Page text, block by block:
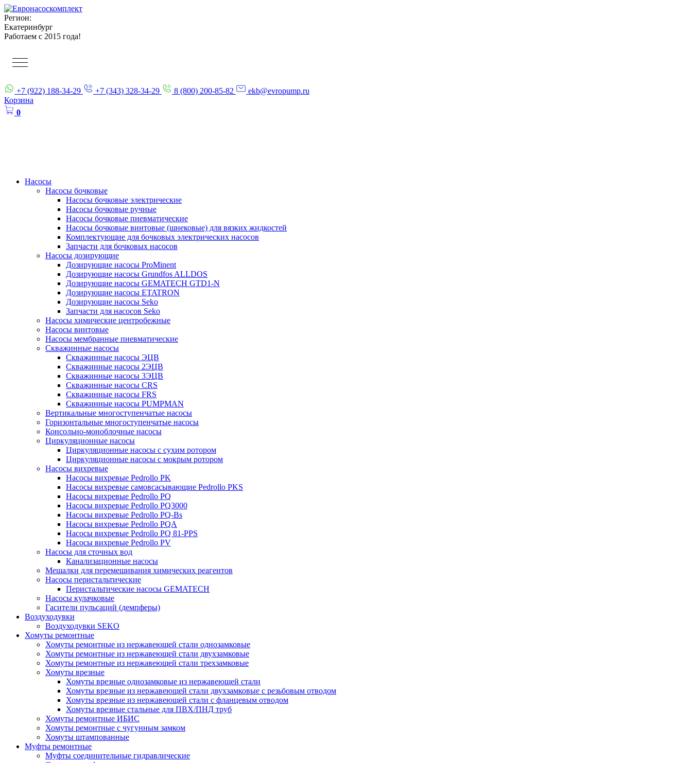
Регион:
Екатеринбург
Работаем с 2015 года!
+7 (922) 188-34-29 +7 (343) 328-34-29 8 (800) 200-85-82
ekb@evropump.ru
Корзина
0
Насосы
Насосы бочковые
Насосы бочковые электрические
Насосы бочковые ручные
Насосы бочковые пневматические
Насосы бочковые винтовые (шнековые) для вязких жидкостей
Комплектующие для бочковых электрических насосов
Запчасти для бочковых насосов
Насосы дозирующие
Дозирующие насосы ProMinent
Дозирующие насосы Grundfos ALLDOS
Дозирующие насосы GEMATECH GTD1-N
Дозирующие насосы ETATRON
Дозирующие насосы Seko
Запчасти для насосов Seko
Насосы химические центробежные
Насосы винтовые
Насосы мембранные пневматические
Скважинные насосы
Скважинные насосы ЭЦВ
Скважинные насосы 2ЭЦВ
Скважинные насосы 3ЭЦВ
Скважинные насосы CRS
Скважинные насосы FRS
Скважинные насосы PUMPMAN
Вертикальные многоступенчатые насосы
Горизонтальные многоступенчатые насосы
Консольно-моноблочные насосы
Циркуляционные насосы
Циркуляционные насосы с сухим ротором
Циркуляционные насосы с мокрым ротором
Насосы вихревые
Насосы вихревые Pedrollo PK
Насосы вихревые самовсасывающие Pedrollo PKS
Насосы вихревые Pedrollo PQ
Насосы вихревые Pedrollo PQ3000
Насосы вихревые Pedrollo PQ-Bs
Насосы вихревые Pedrollo PQA
Насосы вихревые Pedrollo PQ 81-PPS
Насосы вихревые Pedrollo PV
Насосы для сточных вод
Канализационные насосы
Мешалки для перемешивания химических реагентов
Насосы перистальтические
Перистальтические насосы GEMATECH
Насосы кулачковые
Гасители пульсаций (демпферы)
Воздуходувки
Воздуходувки SEKO
Хомуты ремонтные
Хомуты ремонтные из нержавеющей стали однозамковые
Хомуты ремонтные из нержавеющей стали двухзамковые
Хомуты ремонтные из нержавеющей стали трехзамковые
Хомуты врезные
Хомуты врезные однозамковые из нержавеющей стали
Хомуты врезные из нержавеющей стали двухзамковые с резьбовым отводом
Хомуты врезные из нержавеющей стали с фланцевым отводом
Хомуты врезные стальные для ПВХ/ПНД труб
Хомуты ремонтные ИБИС
Хомуты ремонтные с чугунным замком
Хомуты штампованные
Муфты ремонтные
Муфты соединительные гидравлические